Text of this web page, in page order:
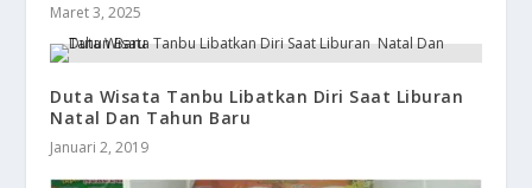
Maret 3, 2025
​Duta Wisata Tanbu Libatkan Diri Saat Liburan
Natal Dan Tahun Baru
Januari 2, 2019